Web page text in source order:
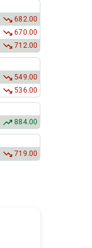
682.00
670.00
712.00
549.00
536.00
884.00
719.00